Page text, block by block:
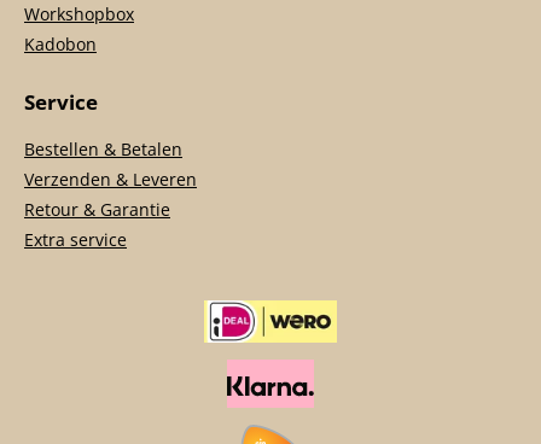
Workshopbox
Kadobon
Service
Bestellen & Betalen
Verzenden & Leveren
Retour & Garantie
Extra service